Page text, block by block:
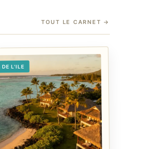
TOUT LE CARNET →
DE L'ILE